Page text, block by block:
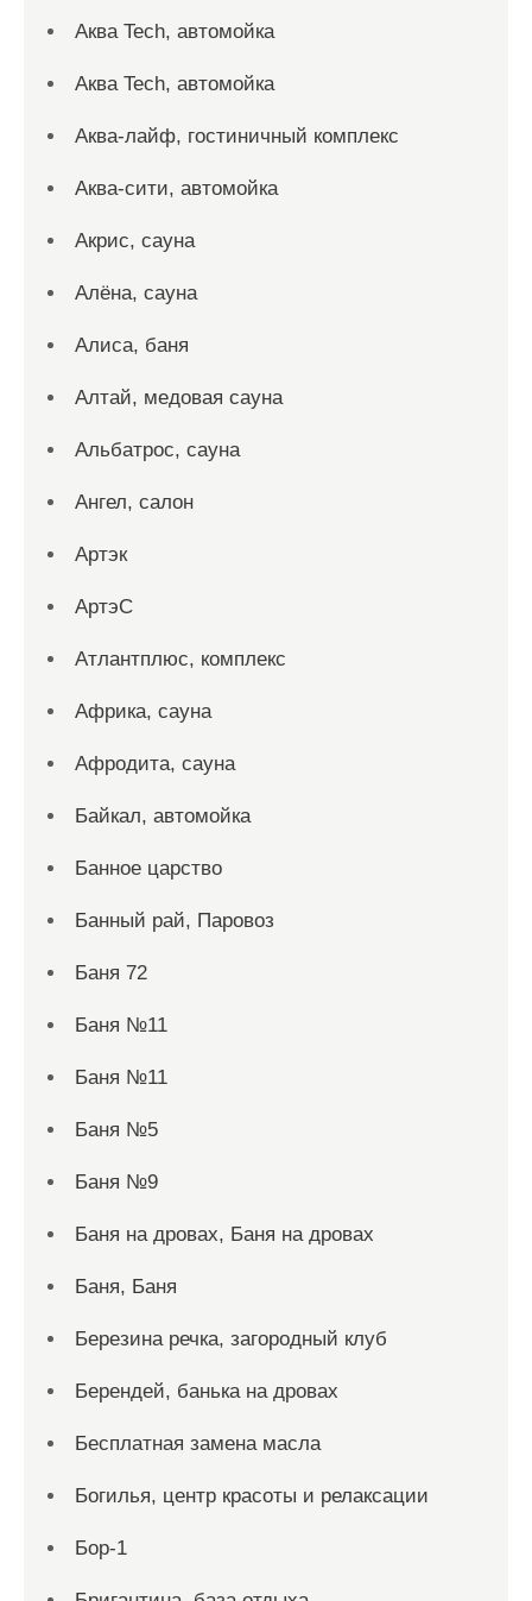
Аква Tech, автомойка
Аква Tech, автомойка
Аква-лайф, гостиничный комплекс
Аква-сити, автомойка
Акрис, сауна
Алёна, сауна
Алиса, баня
Алтай, медовая сауна
Альбатрос, сауна
Ангел, салон
Артэк
АртэС
Атлантплюс, комплекс
Африка, сауна
Афродита, сауна
Байкал, автомойка
Банное царство
Банный рай, Паровоз
Баня 72
Баня №11
Баня №11
Баня №5
Баня №9
Баня на дровах, Баня на дровах
Баня, Баня
Березина речка, загородный клуб
Берендей, банька на дровах
Бесплатная замена масла
Богилья, центр красоты и релаксации
Бор-1